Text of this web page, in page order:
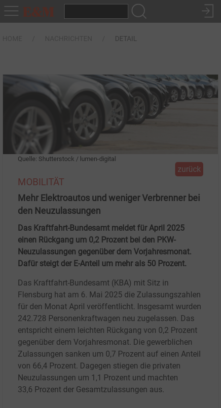
DETAIL
Quelle: Shutterstock / lumen-digital
zurück
MOBILITÄT
Mehr Elektroautos und weniger Verbrenner bei
den Neuzulassungen
Das Kraftfahrt-Bundesamt meldet für April 2025
einen Rückgang um 0,2 Prozent bei den PKW-
Neuzulassungen gegenüber dem Vorjahresmonat.
Dafür steigt der E-Anteil um mehr als 50 Prozent.
Das Kraftfahrt-Bundesamt (KBA) mit Sitz in
Flensburg hat am 6. Mai 2025 die Zulassungszahlen
für den Monat April veröffentlicht. Insgesamt wurden
242.728 Personenkraftwagen neu zugelassen. Das
entspricht einem leichten Rückgang von 0,2 Prozent
gegenüber dem Vorjahresmonat. Die gewerblichen
Zulassungen sanken um 0,7 Prozent auf einen Anteil
von 66,4 Prozent. Dagegen stiegen die privaten
Neuzulassungen um 1,1 Prozent und machten
33,6 Prozent der Gesamtzulassungen aus.